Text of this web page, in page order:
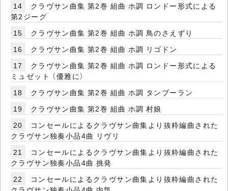
14
クラヴサン曲集 第2巻 組曲 ホ調 ロンドー形式による
第2ジーグ
15
クラヴサン曲集 第2巻 組曲 ホ調 鳥のさえずり
16
クラヴサン曲集 第2巻 組曲 ホ調 リゴドン
17
クラヴサン曲集 第2巻 組曲 ホ調 ロンドー形式による
ミュゼット （優雅に）
18
クラヴサン曲集 第2巻 組曲 ホ調 タンブーラン
19
クラヴサン曲集 第2巻 組曲 ホ調 村娘
20
コンセールによるクラヴサン曲集より抜粋編曲された
クラヴサン独奏小品4曲 リヴリ
21
コンセールによるクラヴサン曲集より抜粋編曲された
クラヴサン独奏小品4曲 挑発
22
コンセールによるクラヴサン曲集より抜粋編曲された